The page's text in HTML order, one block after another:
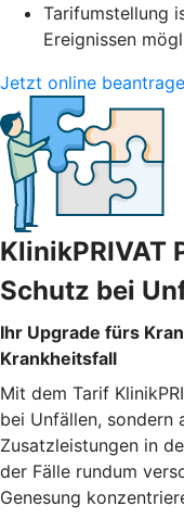
Tarifumstellung
Ereignissen
Jetzt online
KlinikPRIVAT
Schutz bei
Ihr Upgrade fürs
Krankheitsfall
Mit dem Tarif
bei Unfällen, sondern
Zusatzleistungen in
der Fälle rundum
Genesung